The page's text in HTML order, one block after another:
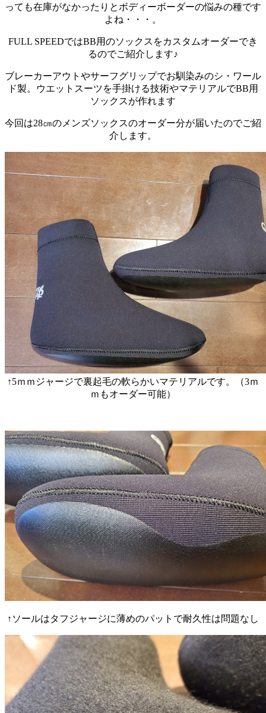
っても在庫がなかったりとボディーボーダーの悩みの種です
よね・・・。
FULL SPEEDではBB用のソックスをカスタムオーダーでき
るのでご紹介します♪
ブレーカーアウトやサーフグリップでお馴染みのシ・ワール
ド製。ウエットスーツを手掛ける技術やマテリアルでBB用
ソックスが作れます
今回は28㎝のメンズソックスのオーダー分が届いたのでご紹
介します。
↑5ｍｍジャージで裏起毛の軟らかいマテリアルです。（3ｍ
ｍもオーダー可能）
↑ソールはタフジャージに薄めのパットで耐久性は問題なし